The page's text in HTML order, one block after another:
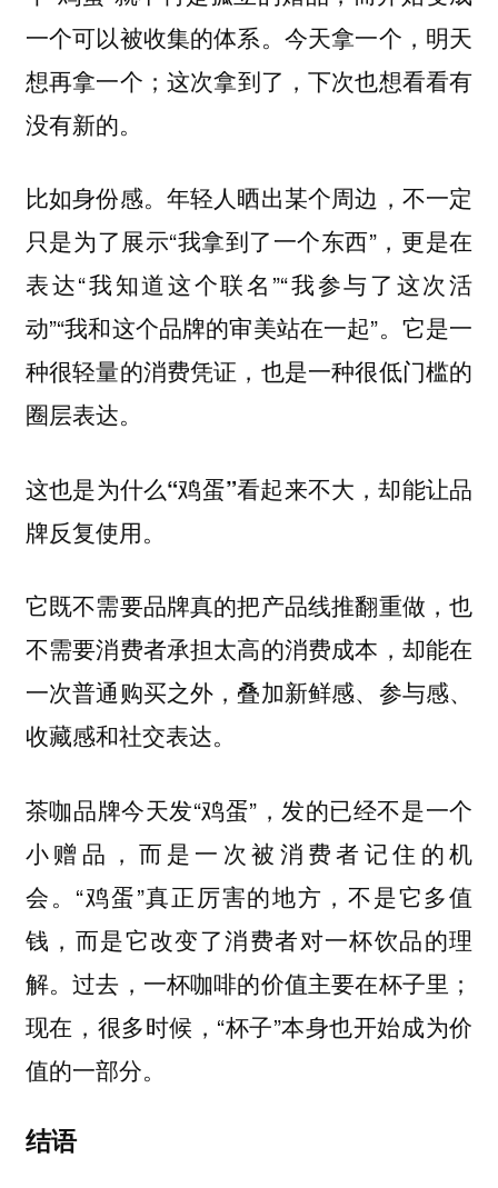
一个可以被收集的体系。今天拿一个，明天
想再拿一个；这次拿到了，下次也想看看有
没有新的。
比如身份感。年轻人晒出某个周边，不一定
只是为了展示“我拿到了一个东西”，更是在
表达“我知道这个联名”“我参与了这次活
动”“我和这个品牌的审美站在一起”。它是一
种很轻量的消费凭证，也是一种很低门槛的
圈层表达。
这也是为什么“鸡蛋”看起来不大，却能让品
牌反复使用。
它既不需要品牌真的把产品线推翻重做，也
不需要消费者承担太高的消费成本，却能在
一次普通购买之外，叠加新鲜感、参与感、
收藏感和社交表达。
茶咖品牌今天发“鸡蛋”，发的已经不是一个
小赠品，而是一次被消费者记住的机
会。“鸡蛋”真正厉害的地方，不是它多值
钱，而是它改变了消费者对一杯饮品的理
解。过去，一杯咖啡的价值主要在杯子里；
现在，很多时候，“杯子”本身也开始成为价
值的一部分。
结语